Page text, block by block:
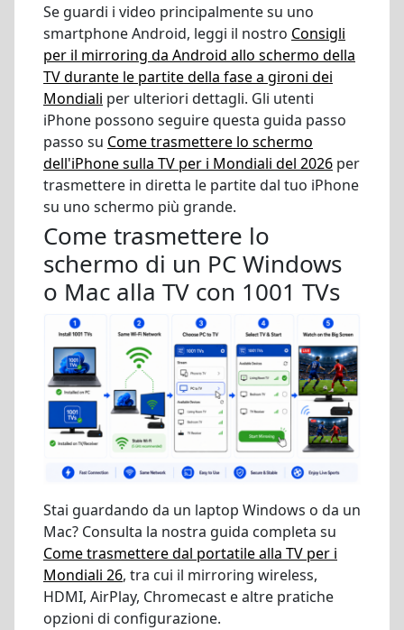
Se guardi i video principalmente su uno
smartphone Android, leggi il nostro Consigli
per il mirroring da Android allo schermo della
TV durante le partite della fase a gironi dei
Mondiali per ulteriori dettagli. Gli utenti
iPhone possono seguire questa guida passo
passo su Come trasmettere lo schermo
dell'iPhone sulla TV per i Mondiali del 2026 per
trasmettere in diretta le partite dal tuo iPhone
su uno schermo più grande.
Come trasmettere lo
schermo di un PC Windows
o Mac alla TV con 1001 TVs
Stai guardando da un laptop Windows o da un
Mac? Consulta la nostra guida completa su
Come trasmettere dal portatile alla TV per i
Mondiali 26, tra cui il mirroring wireless,
HDMI, AirPlay, Chromecast e altre pratiche
opzioni di configurazione.